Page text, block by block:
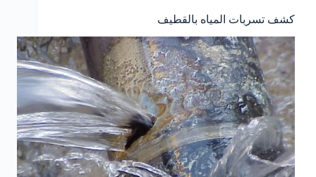
كشف تسربات المياه بالقطيف